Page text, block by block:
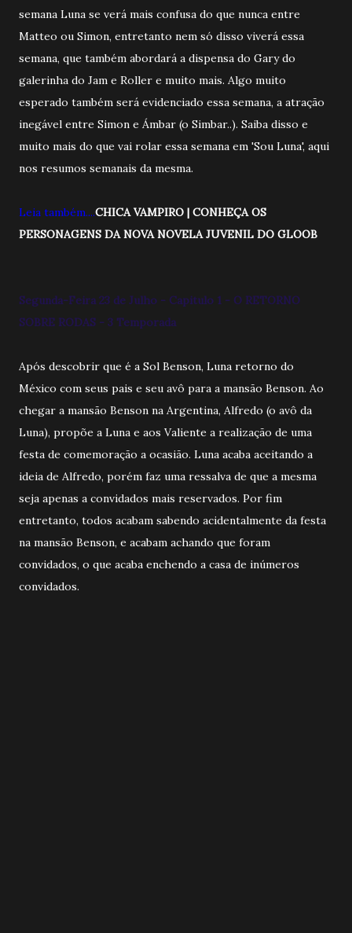
semana Luna se verá mais confusa do que nunca entre
Matteo ou Simon, entretanto nem só disso viverá essa
semana, que também abordará a dispensa do Gary do
galerinha do Jam e Roller e muito mais. Algo muito
esperado também será evidenciado essa semana, a atração
inegável entre Simon e Ámbar (o Simbar..). Saiba disso e
muito mais do que vai rolar essa semana em 'Sou Luna', aqui
nos resumos semanais da mesma.
Leia também....CHICA VAMPIRO | CONHEÇA OS
PERSONAGENS DA NOVA NOVELA JUVENIL DO GLOOB
Segunda-Feira 23 de Julho - Capitulo 1 - O RETORNO
SOBRE RODAS - 3 Temporada
Após descobrir que é a Sol Benson, Luna retorno do
México com seus pais e seu avô para a mansão Benson. Ao
chegar a mansão Benson na Argentina, Alfredo (o avô da
Luna), propõe a Luna e aos Valiente a realização de uma
festa de comemoração a ocasião. Luna acaba aceitando a
ideia de Alfredo, porém faz uma ressalva de que a mesma
seja apenas a convidados mais reservados. Por fim
entretanto, todos acabam sabendo acidentalmente da festa
na mansão Benson, e acabam achando que foram
convidados, o que acaba enchendo a casa de inúmeros
convidados.